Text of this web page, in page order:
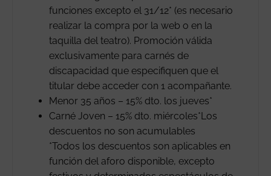
funciones excepto el 31/12* (es necesario
realizar la compra por la web o en la
taquilla del teatro). Promoción válida
exclusivamente para carnés de
discapacidad que especifiquen que el
titular debe acceder con 1 acompañante.
Menor 35 años – 15% dto. los jueves*
Carné Joven – 15% dto. miércoles*Los
descuentos no son acumulables
*Todos los descuentos son aplicables en
función del aforo disponible, excepto